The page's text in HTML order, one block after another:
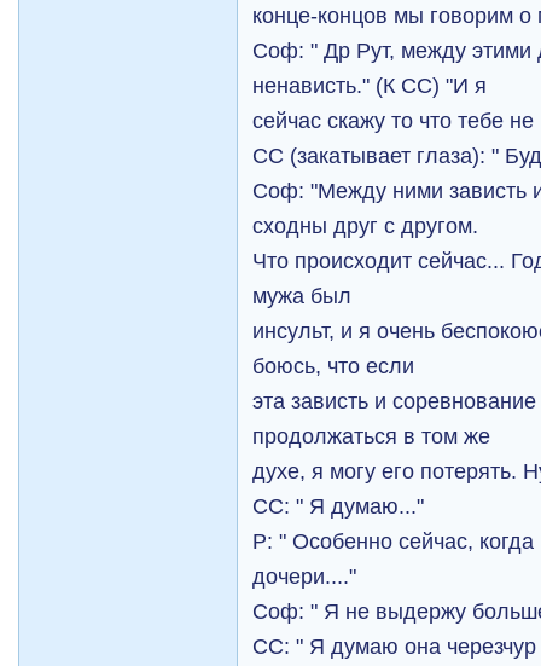
конце-концов мы говорим о
Соф: " Др Рут, между этими
ненависть." (К СС) "И я
сейчас скажу то что тебе
СС (закатывает глаза): "
Соф: "Между ними зависть
сходны друг с другом.
Что происходит сейчас...
мужа был
инсульт, и я очень
боюсь, что если
эта зависть и
продолжаться в том же
духе, я могу его потерять.
СС: " Я думаю..."
Р: " Особенно сейчас,
дочери...."
Соф: " Я не выдержу
СС: " Я думаю она черезчур